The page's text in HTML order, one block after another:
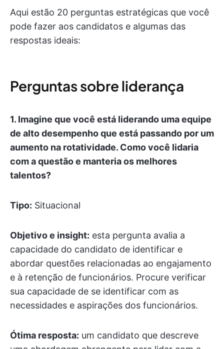
Aqui estão 20 perguntas estratégicas que você
pode fazer aos candidatos e algumas das
respostas ideais:
Perguntas sobre liderança
1. Imagine que você está liderando uma equipe
de alto desempenho que está passando por um
aumento na rotatividade. Como você lidaria
com a questão e manteria os melhores
talentos?
Tipo: Situacional
Objetivo e insight: esta pergunta avalia a
capacidade do candidato de identificar e
abordar questões relacionadas ao engajamento
e à retenção de funcionários. Procure verificar
sua capacidade de se identificar com as
necessidades e aspirações dos funcionários.
Ótima resposta: um candidato que descreve